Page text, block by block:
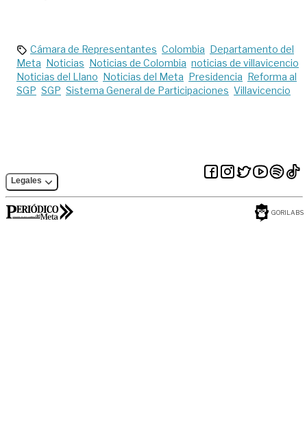
Cámara de Representantes Colombia Departamento del
Meta Noticias Noticias de Colombia noticias de villavicencio
Noticias del Llano Noticias del Meta Presidencia Reforma al
SGP SGP Sistema General de Participaciones Villavicencio
Legales
GORILABS